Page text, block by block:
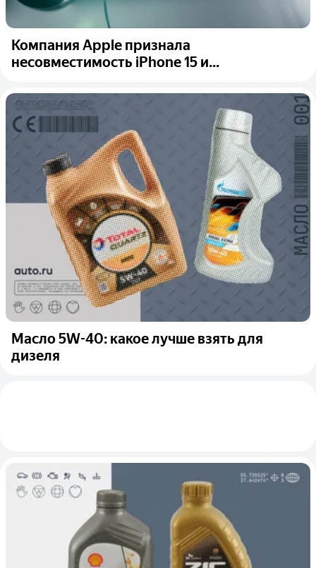
Компания Apple признала
несовместимость iPhone 15 и...
Масло 5W-40: какое лучше взять для
дизеля